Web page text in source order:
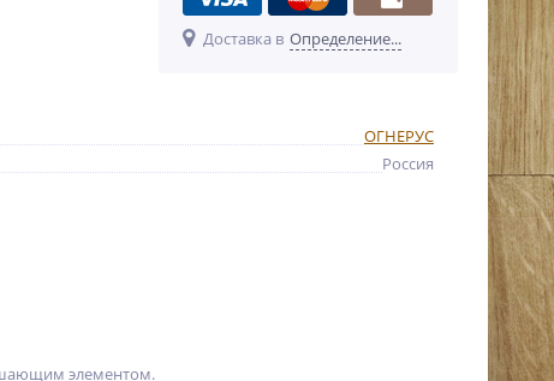
Доставка в Определение...
ОГНЕРУС
Россия
элементом.